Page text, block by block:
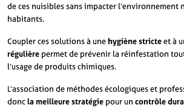
de ces nuisibles sans impacter l’environnement
habitants.
Coupler ces solutions à une hygiène stricteet à
régulière permet de prévenir la réinfestation
l’usage de produits chimiques.
L’association de méthodes écologiques et
doncla meilleure stratégie pour un contrôle